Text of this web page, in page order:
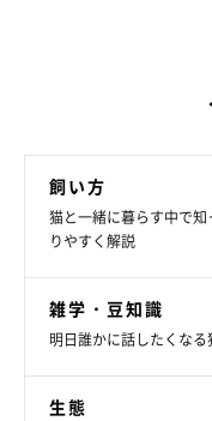
飼い方
猫と一緒に暮らす中で
りやすく解説
雑学・豆知識
明日誰かに話したくな
生態